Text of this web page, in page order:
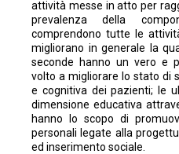
attività messe in atto per
prevalenza della
comprendono tutte le
migliorano in generale la
seconde hanno un vero e
volto a migliorare lo stato di
e cognitiva dei pazienti; le
dimensione educativa
hanno lo scopo di
personali legate alla
ed inserimento sociale.